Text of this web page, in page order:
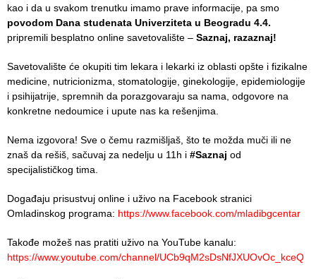
kao i da u svakom trenutku imamo prave informacije, pa smo
povodom Dana studenata Univerziteta u Beogradu 4.4.
pripremili besplatno online savetovalište – Saznaj, razaznaj!
Savetovalište će okupiti tim lekara i lekarki iz oblasti opšte i fizikalne
medicine, nutricionizma, stomatologije, ginekologije, epidemiologije
i psihijatrije, spremnih da porazgovaraju sa nama, odgovore na
konkretne nedoumice i upute nas ka rešenjima.
Nema izgovora! Sve o čemu razmišljaš, što te možda muči ili ne
znaš da rešiš, sačuvaj za nedelju u 11h i #Saznaj od
specijalističkog tima.
Događaju prisustvuj online i uživo na Facebook stranici
Omladinskog programa: https://www.facebook.com/mladibgcentar
Takođe možeš nas pratiti uživo na YouTube kanalu:
https://www.youtube.com/channel/UCb9qM2sDsNfJXUOvOc_kceQ
PATIENTS
SCHEDULE
DOCTORS
Schedule
appointment
Menu
Item
Patients’
The rights